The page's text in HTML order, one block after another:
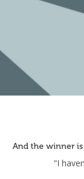
And the winner
"I